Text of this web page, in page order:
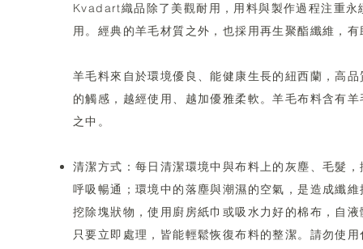
Kvadart織品除了美觀耐用，用料與製作過程注重
用。經典的羊毛材質之外，也採用再生聚酯纖維，
羊毛料來自於環境優良、能健康生長的紐西蘭，高
的觸感，越經使用、越加優雅柔軟。羊毛布料含有
之中。
清潔方式：每日清潔環境中與布料上的灰塵、毛髮
呼吸暢通；環境中的落塵與潮濕的空氣，是造成纖
挖除塊狀物，使用廚房紙巾或吸水力好的棉布，自
只要立即處理，皆能輕鬆恢復布料的整潔。請勿使